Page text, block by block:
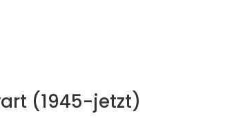
(1945-jetzt)